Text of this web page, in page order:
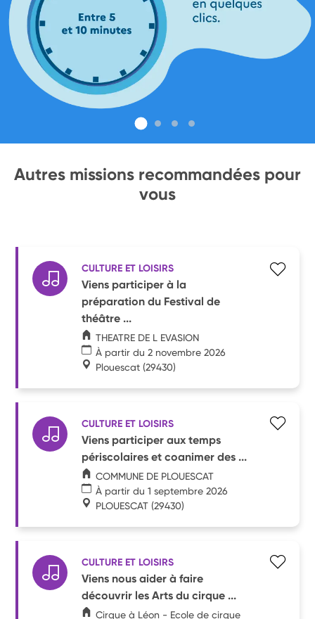
Autres missions recommandées pour
vous
CULTURE ET LOISIRS
Viens participer à la
préparation du Festival de
théâtre ...
THEATRE DE L EVASION
À partir du 2 novembre 2026
Plouescat (29430)
CULTURE ET LOISIRS
Viens participer aux temps
périscolaires et coanimer des ...
COMMUNE DE PLOUESCAT
À partir du 1 septembre 2026
PLOUESCAT (29430)
CULTURE ET LOISIRS
Viens nous aider à faire
découvrir les Arts du cirque ...
Cirque à Léon - Ecole de cirque